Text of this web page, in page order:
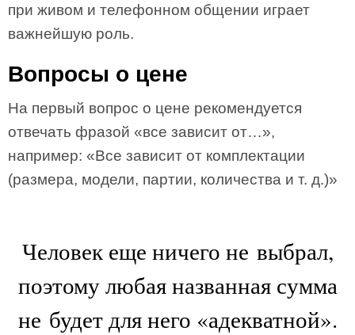
при живом и телефонном общении играет
важнейшую роль.
Вопросы о цене
На первый вопрос о цене рекомендуется
отвечать фразой «все зависит от…»,
например: «Все зависит от комплектации
(размера, модели, партии, количества и т. д.)»
Человек еще ничего не выбрал,
поэтому любая названная сумма
не будет для него «адекватной».